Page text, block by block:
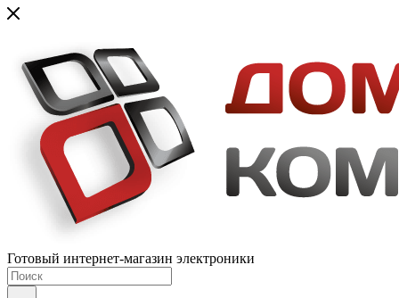
Готовый интернет-магазин электроники